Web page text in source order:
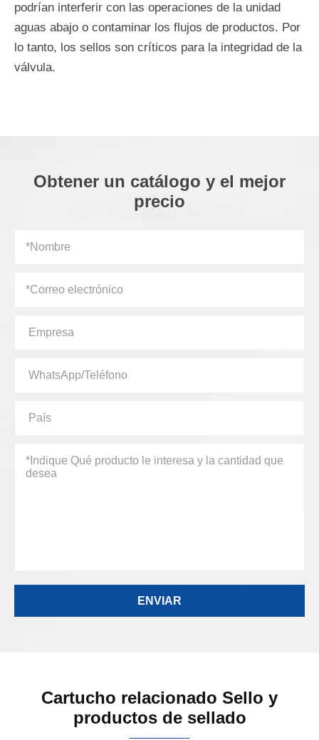
podrían interferir con las operaciones de la unidad
aguas abajo o contaminar los flujos de productos. Por
lo tanto, los sellos son críticos para la integridad de la
válvula.
Obtener un catálogo y el mejor
precio
Cartucho relacionado Sello y
productos de sellado